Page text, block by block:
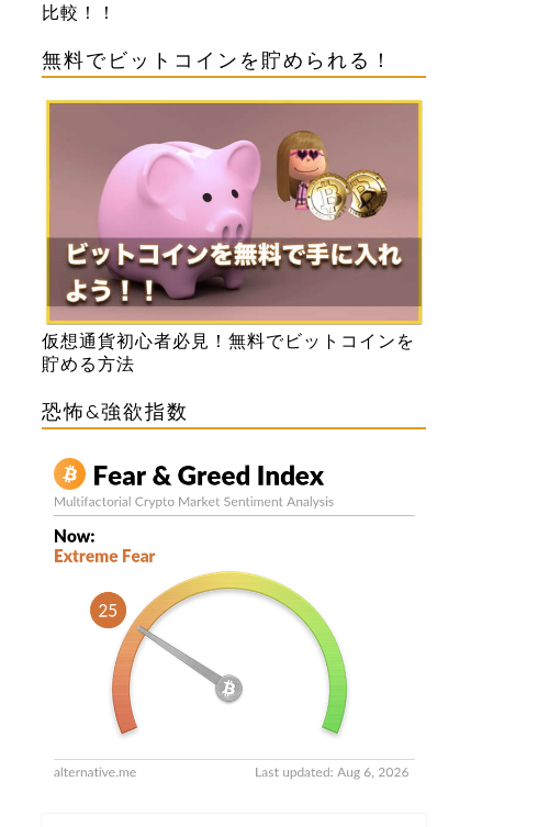
比較！！
無料でビットコインを貯められる！
仮想通貨初心者必見！無料でビットコインを
貯める方法
恐怖&強欲指数